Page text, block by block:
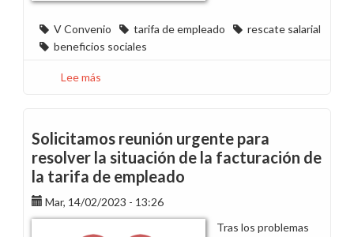
V Convenio tarifa de empleado
rescate salarial
beneficios sociales
Lee más
Convenio
con
los
anteriores
Solicitamos reunión urgente para
resolver la situación de la facturación de
la tarifa de empleado
Mar, 14/02/2023 - 13:26
Tras los problemas